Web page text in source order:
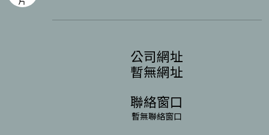
公司網址
暫無網址
聯絡窗口
暫無聯絡窗口